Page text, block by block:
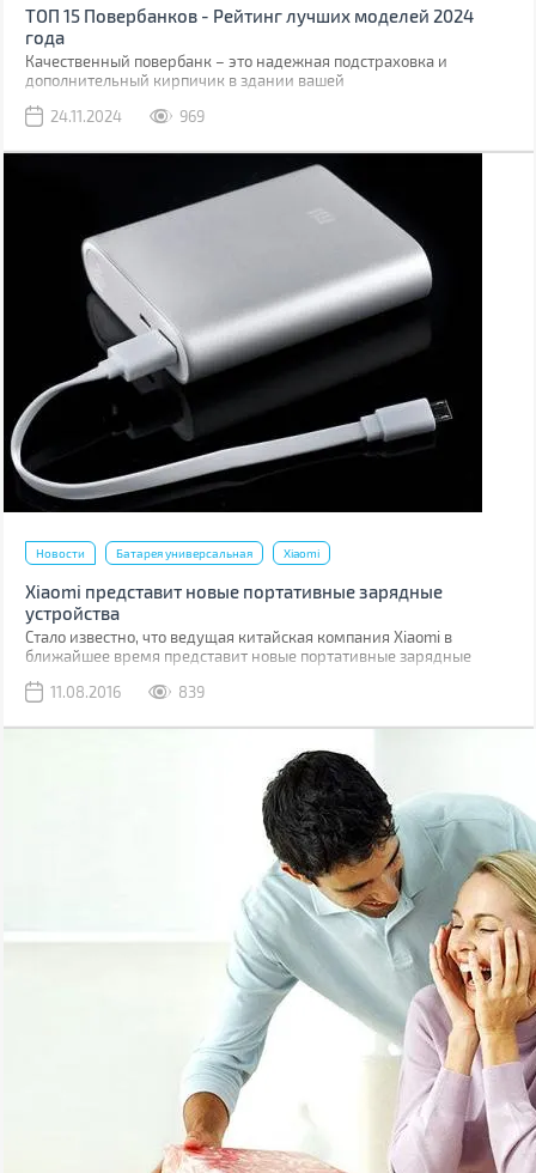
ТОП 15 Повербанков - Рейтинг лучших моделей 2024
года
Качественный повербанк – это надежная подстраховка и
дополнительный кирпичик в здании вашей
24.11.2024
969
Новости Батарея универсальная Xiaomi
Xiaomi представит новые портативные зарядные
устройства
Стало известно, что ведущая китайская компания Xiaomi в
ближайшее время представит новые портативные зарядные
11.08.2016
839